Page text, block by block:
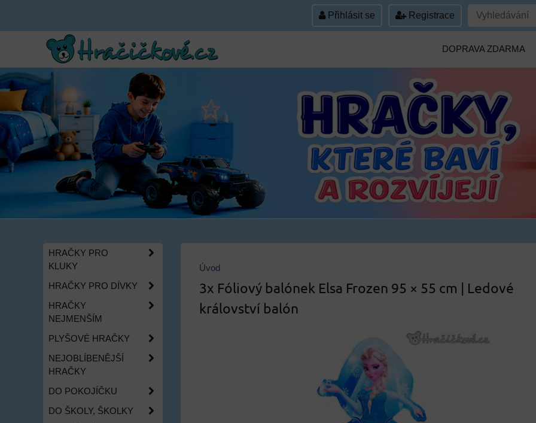
Přihlásit se Registrace
DOPRAVA ZDARMA
Úvod
3x Fóliový balónek Elsa Frozen 95 × 55 cm | Ledové
království balón
HRAČKY PRO
KLUKY
HRAČKY PRO DÍVKY
HRAČKY
NEJMENŠÍM
PLYŠOVÉ HRAČKY
NEJOBLÍBENĚJŠÍ
HRAČKY
DO POKOJÍČKU
DO ŠKOLY, ŠKOLKY